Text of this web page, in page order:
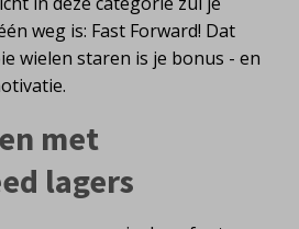
weg is: Fast Forward! Dat
wielen staren is je bonus - en
met
lagers